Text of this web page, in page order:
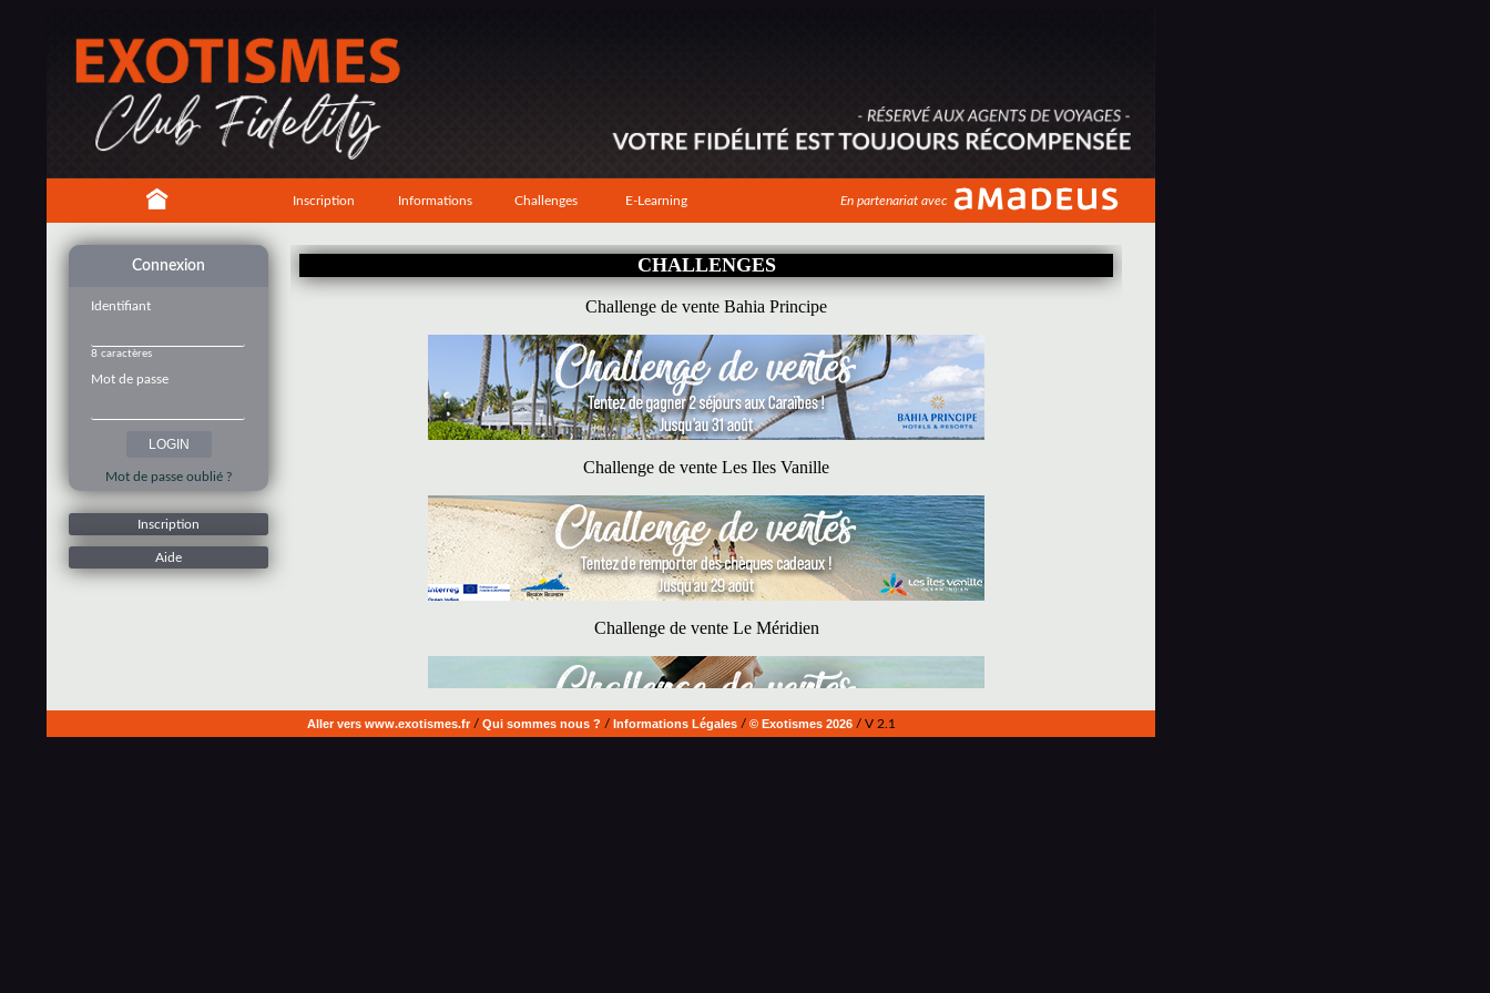
Inscription Informations Challenges E-Learning En partenariat avec
Connexion
Identifiant
8 caractères
Mot de passe
Mot de passe oublié ?
Inscription
Aide
Aller vers www.exotismes.fr/ Qui sommes nous ? / Informations Légales/ © Exotismes 2026/ V 2.1